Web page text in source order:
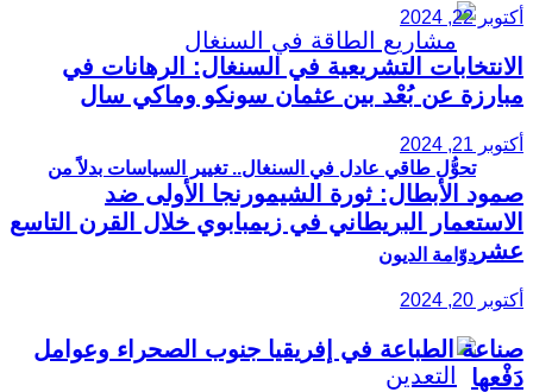
تحوُّل طاقي عادل في السنغال.. تغيير السياسات بدلاً من
دوّامة الديون
أكتوبر 22, 2024
الانتخابات التشريعية في السنغال: الرهانات في
مبارزة عن بُعْد بين عثمان سونكو وماكي سال
أكتوبر 21, 2024
صمود الأبطال: ثورة الشيمورنجا الأولى ضد
الاستعمار البريطاني في زيمبابوي خلال القرن التاسع
عشر
أكتوبر 20, 2024
صناعة الطباعة في إفريقيا جنوب الصحراء وعوامل
دَفْعها